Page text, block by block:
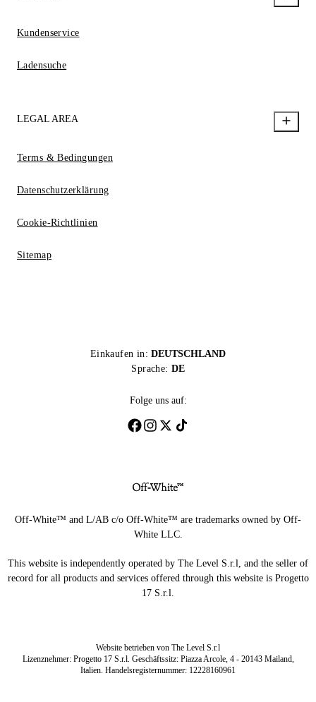
Kundenservice
Ladensuche
LEGAL AREA
Terms & Bedingungen
Datenschutzerklärung
Cookie-Richtlinien
Sitemap
Einkaufen in: DEUTSCHLAND
Sprache: DE
Folge uns auf:
Off-White™ and L/AB c/o Off-White™ are trademarks owned by Off-
White LLC.
This website is independently operated by The Level S.r.l, and the seller of
record for all products and services offered through this website is Progetto
17 S.r.l.
Website betrieben von The Level S.r.l
Lizenznehmer: Progetto 17 S.r.l. Geschäftssitz: Piazza Arcole, 4 - 20143 Mailand,
Italien. Handelsregisternummer: 12228160961